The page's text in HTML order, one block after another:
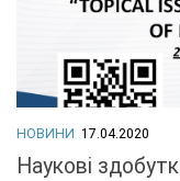
НОВИНИ 17.04.2020
Наукові